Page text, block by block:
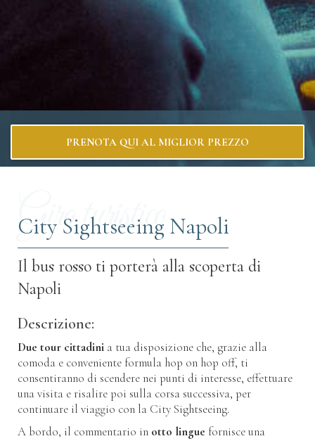
PRENOTA QUI AL MIGLIOR PREZZO
Giro turistico
City Sightseeing Napoli
Il bus rosso ti porterà alla scoperta di
Napoli
Descrizione:
Due tour cittadini a tua disposizione che, grazie alla
comoda e conveniente formula hop on hop off, ti
consentiranno di scendere nei punti di interesse, effettuare
una visita e risalire poi sulla corsa successiva, per
continuare il viaggio con la City Sightseeing.
A bordo, il commentario in otto lingue fornisce una